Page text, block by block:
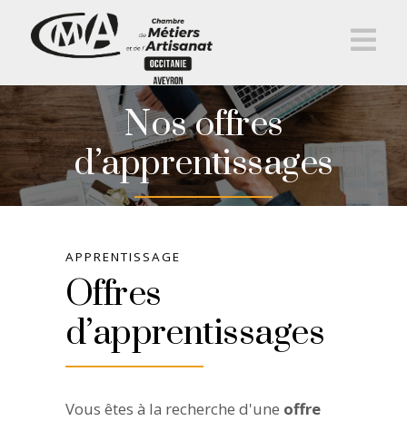
Nos offres
d’apprentissages
APPRENTISSAGE
Offres
d’apprentissages
Vous êtes à la recherche d'une offre